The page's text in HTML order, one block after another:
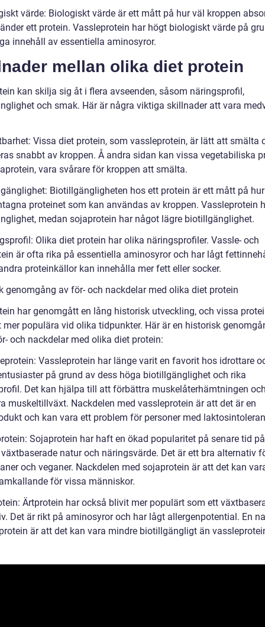
värde: Biologiskt värde är ett mått på hur väl kroppen
ett protein. Vassleprotein har högt biologiskt värde på
innehåll av essentiella aminosyror.
mellan olika diet protein
kan skilja sig åt i flera avseenden, såsom näringsprofil,
och smak. Här är några viktiga skillnader att vara
Vissa diet protein, som vassleprotein, är lätt att smälta
snabbt av kroppen. Å andra sidan kan vissa vegetabiliska
vara svårare för kroppen att smälta.
Biotillgängligheten hos ett protein är ett mått på
proteinet som kan användas av kroppen. Vassleprotein
medan sojaprotein har något lägre biotillgänglighet.
Olika diet protein har olika näringsprofiler. Vassle- och
är ofta rika på essentiella aminosyror och har lågt
proteinkällor kan innehålla mer fett eller socker.
genomgång av för- och nackdelar med olika diet protein
har genomgått en lång historisk utveckling, och vissa
mer populära vid olika tidpunkter. Här är en historisk
och nackdelar med olika diet protein:
Vassleprotein har länge varit en favorit hos idrottare
på grund av dess höga biotillgänglighet och rika
Det kan hjälpa till att förbättra muskelåterhämtningen
muskeltillväxt. Nackdelen med vassleprotein är att det är en
och kan vara ett problem för personer med
Sojaprotein har haft en ökad popularitet på senare tid
natur och näringsvärde. Det är ett bra alternativ
och veganer. Nackdelen med sojaprotein är att det kan
för vissa människor.
Ärtprotein har också blivit mer populärt som ett
Det är rikt på aminosyror och har lågt allergenpotential. En
är att det kan vara mindre biotillgängligt än